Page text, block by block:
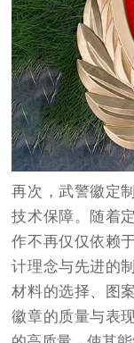
再次，武警徽定
技术保障。随着
作不再仅仅依赖
计理念与先进的
材料的选择、图
徽章的质量与表